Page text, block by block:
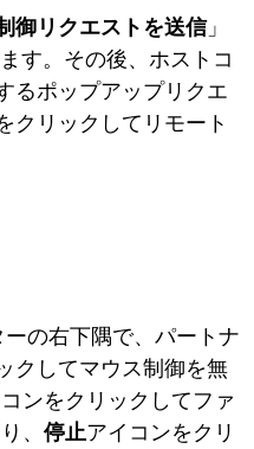
御リクエストを送信」
す。その後、ホストコ
るポップアップリクエ
クリックしてリモート
の右下隅で、パートナ
クしてマウス制御を無
ンをクリックしてファ
、 停止アイコンをクリ